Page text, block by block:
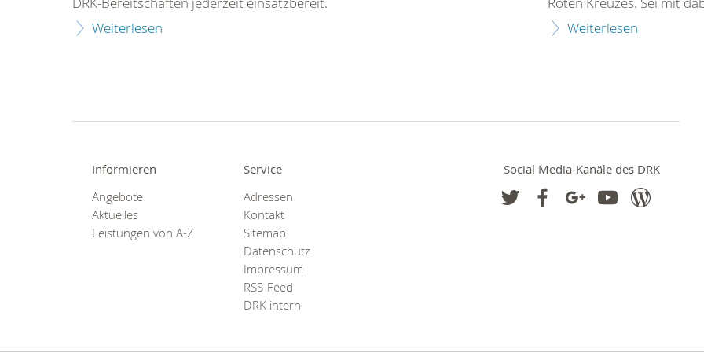
Weiterlesen
Weiterlesen
Informieren
Angebote
Aktuelles
Leistungen von A-Z
Service
Adressen
Kontakt
Sitemap
Datenschutz
Impressum
RSS-Feed
DRK intern
Social Media-Kanäle des DRK